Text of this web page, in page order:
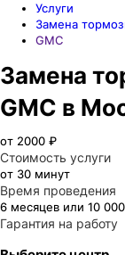
Услуги
Замена
GMC
Замена
GMC в
от 2000 ₽
Стоимость услуги
от 30 минут
Время проведения
6 месяцев или 10
Гарантия на работу